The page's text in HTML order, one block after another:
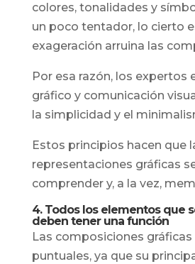
colores, tonalidades y
un poco tentador, lo cierto
exageración arruina las
Por esa razón, los expertos
gráfico y comunicación
la simplicidad y el
Estos principios hacen que
representaciones gráficas
comprender y, a la vez,
4. Todos los elementos que
deben tener una función
Las composiciones gráficas
puntuales, ya que su